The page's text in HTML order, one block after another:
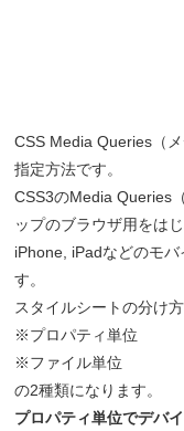
CSS Media Queries（
指定方法です。
CSS3のMedia Queries
ップのブラウザ用をは
iPhone, iPadなどのモ
す。
スタイルシートの分け
※プロパティ単位
※ファイル単位
の2種類になります。
プロパティ単位でデバ